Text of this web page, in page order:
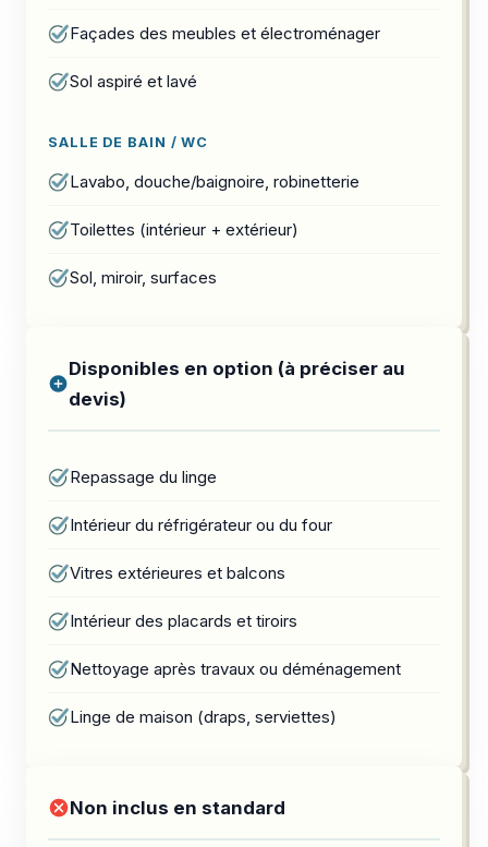
Façades des meubles et électroménager
Sol aspiré et lavé
SALLE DE BAIN / WC
Lavabo, douche/baignoire, robinetterie
Toilettes (intérieur + extérieur)
Sol, miroir, surfaces
Disponibles en option (à préciser au
devis)
Repassage du linge
Intérieur du réfrigérateur ou du four
Vitres extérieures et balcons
Intérieur des placards et tiroirs
Nettoyage après travaux ou déménagement
Linge de maison (draps, serviettes)
Non inclus en standard